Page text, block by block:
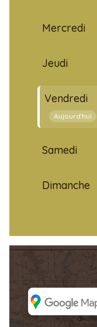
Mercredi
Jeudi
Vendredi
Aujourd'hui
Samedi
Dimanche